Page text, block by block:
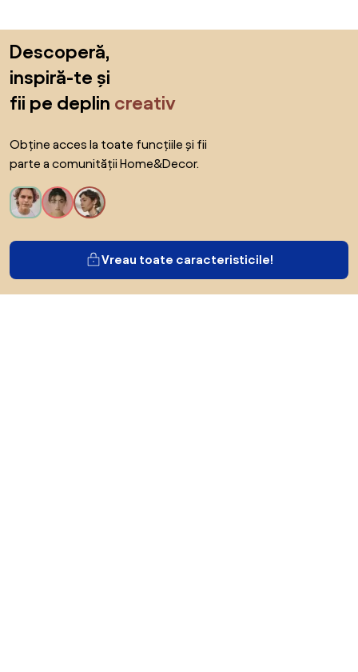
Descoperă,
inspiră-te și
fii pe deplin creativ
Obține acces la toate funcțiile și fii
parte a comunității Home&Decor.
Vreau toate caracteristicile!